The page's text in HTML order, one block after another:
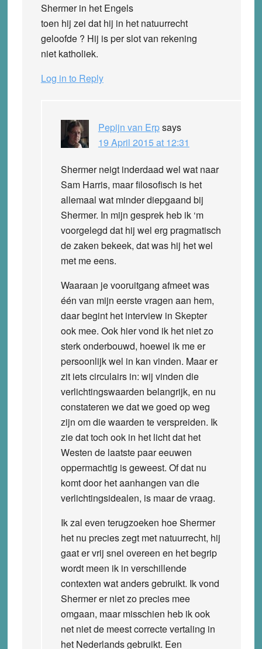
Shermer in het Engels
toen hij zei dat hij in het natuurrecht
geloofde ? Hij is per slot van rekening
niet katholiek.
Log in to Reply
Pepijn van Erpsays
19 April 2015 at 12:31
Shermer neigt inderdaad wel wat naar
Sam Harris, maar filosofisch is het
allemaal wat minder diepgaand bij
Shermer. In mijn gesprek heb ik ‘m
voorgelegd dat hij wel erg pragmatisch
de zaken bekeek, dat was hij het wel
met me eens.
Waaraan je vooruitgang afmeet was
één van mijn eerste vragen aan hem,
daar begint het interview in Skepter
ook mee. Ook hier vond ik het niet zo
sterk onderbouwd, hoewel ik me er
persoonlijk wel in kan vinden. Maar er
zit iets circulairs in: wij vinden die
verlichtingswaarden belangrijk, en nu
constateren we dat we goed op weg
zijn om die waarden te verspreiden. Ik
zie dat toch ook in het licht dat het
Westen de laatste paar eeuwen
oppermachtig is geweest. Of dat nu
komt door het aanhangen van die
verlichtingsidealen, is maar de vraag.
Ik zal even terugzoeken hoe Shermer
het nu precies zegt met natuurrecht, hij
gaat er vrij snel overeen en het begrip
wordt meen ik in verschillende
contexten wat anders gebruikt. Ik vond
Shermer er niet zo precies mee
omgaan, maar misschien heb ik ook
net niet de meest correcte vertaling in
het Nederlands gebruikt. Een